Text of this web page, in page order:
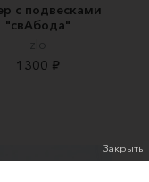
с подвесками
"свАбода"
zlo
1300 ₽
Закрыть